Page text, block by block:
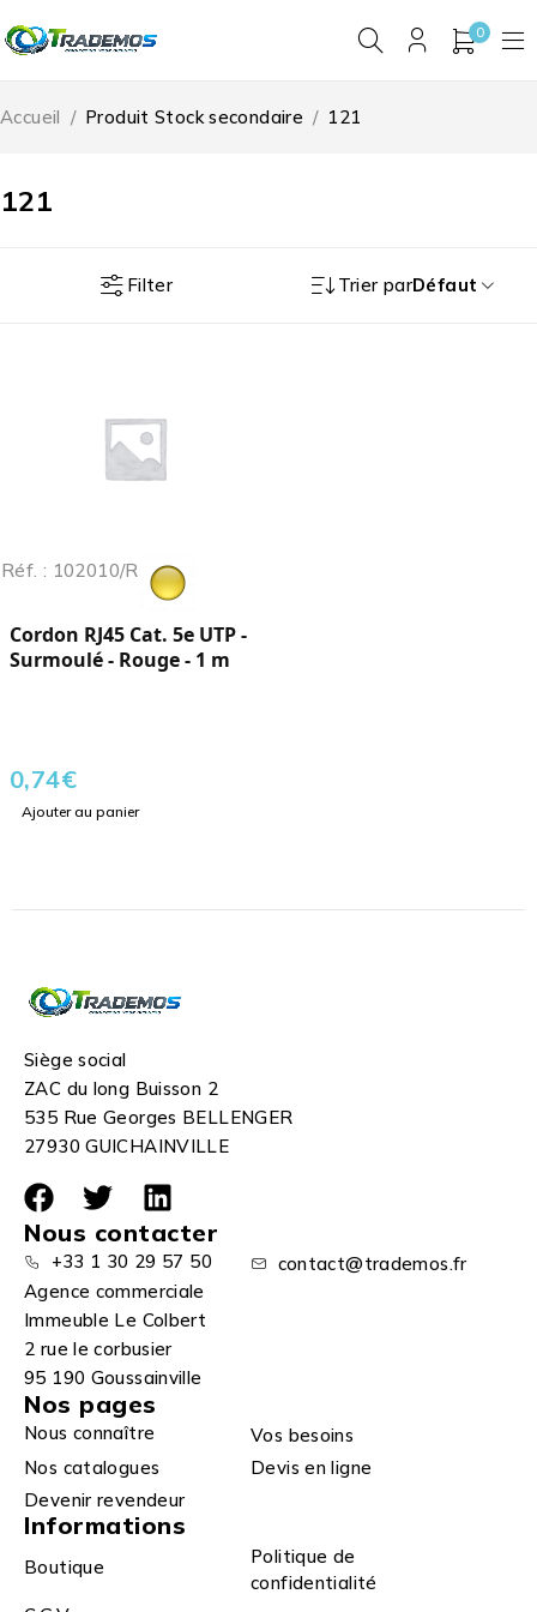
0
121
Accueil / Produit Stock secondaire / 121
Filter Trier parDéfaut
Réf. : 102010/R
Cordon RJ45 Cat. 5e UTP -
Surmoulé - Rouge - 1 m
0,74€
Ajouter au panier
Siège social
ZAC du long Buisson 2
535 Rue Georges BELLENGER
27930 GUICHAINVILLE
Nous contacter
+33 1 30 29 57 50
contact@trademos.fr
Agence commerciale
Immeuble Le Colbert
2 rue le corbusier
95 190 Goussainville
Nos pages
Nous connaître
Vos besoins
Nos catalogues
Devis en ligne
Devenir revendeur
Informations
Boutique
Politique de
confidentialité